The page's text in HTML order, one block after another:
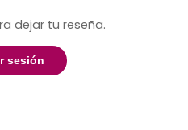
dejar tu reseña.
sesión